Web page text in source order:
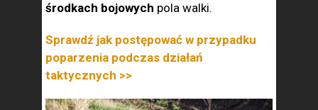
środkach bojowych pola walki.
Sprawdź jak postępować w przypadku
poparzenia podczas działań
taktycznych >>